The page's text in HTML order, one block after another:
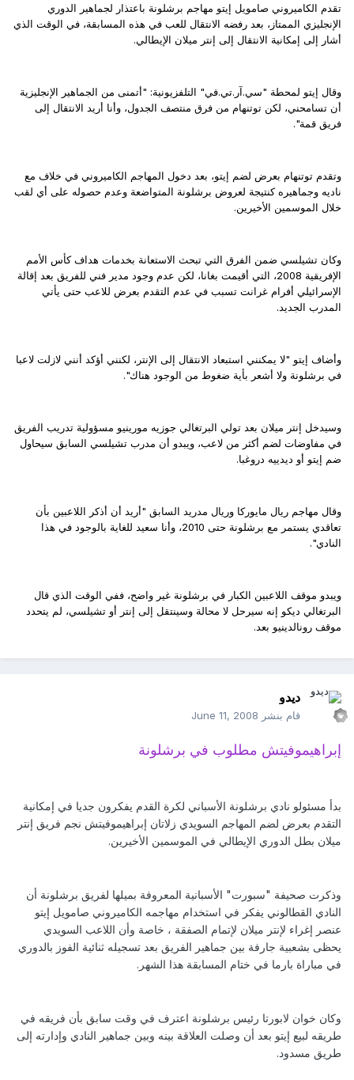
تقدم الكاميروني صامويل إيتو مهاجم برشلونة باعتذار لجماهير الدوري
الإنجليزي الممتاز، بعد رفضه الانتقال للعب في هذه المسابقة، في الوقت الذي
أشار إلى إمكانية الانتقال إلى إنتر ميلان الإيطالي.
وقال إيتو لمحطة "سي.آر.تي.في" التلفزيونية: "أتمنى من الجماهير الإنجليزية
أن تسامحني، لكن توتنهام من فرق منتصف الجدول، وأنا أريد الانتقال إلى
فريق قمة".
وتقدم توتنهام بعرض لضم إيتو، بعد دخول المهاجم الكاميروني في خلاف مع
ناديه وجماهيره كنتيجة لعروض برشلونة المتواضعة وعدم حصوله على أي لقب
خلال الموسمين الأخيرين.
وكان تشيلسي ضمن الفرق التي تبحث الاستعانة بخدمات هداف كأس الأمم
الإفريقية 2008، التي أقيمت بغانا، لكن عدم وجود مدير فني للفريق بعد إقالة
الإسرائيلي أفرام غرانت تسبب في عدم التقدم بعرض للاعب حتى يأتي
المدرب الجديد.
وأضاف إيتو "لا يمكنني استبعاد الانتقال إلى الإنتر، لكنني أؤكد أنني لازلت لاعبا
في برشلونة ولا أشعر بأية ضغوط من الوجود هناك".
وسيدخل إنتر ميلان بعد تولي البرتغالي جوزيه مورينيو مسؤولية تدريب الفريق
في مفاوضات لضم أكثر من لاعب، ويبدو أن مدرب تشيلسي السابق سيحاول
ضم إيتو أو ديدييه دروغبا.
وقال مهاجم ريال مايوركا وريال مدريد السابق "أريد أن أذكر اللاعبين بأن
تعاقدي يستمر مع برشلونة حتى 2010، وأنا سعيد للغاية بالوجود في هذا
النادي".
ويبدو موقف اللاعبين الكبار في برشلونة غير واضح، ففي الوقت الذي قال
البرتغالي ديكو إنه سيرحل لا محالة وسينتقل إلى إنتر أو تشيلسي، لم يتحدد
موقف رونالدينيو بعد.
ديدو
قام بنشر June 11, 2008
إبراهيموفيتش مطلوب في برشلونة
بدأ مسئولو نادي برشلونة الأسباني لكرة القدم يفكرون جديا في إمكانية
التقدم بعرض لضم المهاجم السويدي زلاتان إبراهيموفيتش نجم فريق إنتر
ميلان بطل الدوري الإيطالي في الموسمين الأخيرين.
وذكرت صحيفة "سبورت" الأسبانية المعروفة بميلها لفريق برشلونة أن
النادي القطالوني يفكر في استخدام مهاجمه الكاميروني صامويل إيتو
عنصر إغراء لإنتر ميلان لإتمام الصفقة ، خاصة وأن اللاعب السويدي
يحظى بشعبية جارفة بين جماهير الفريق بعد تسجيله ثنائية الفوز بالدوري
في مباراة بارما في ختام المسابقة هذا الشهر.
وكان خوان لابورتا رئيس برشلونة اعترف في وقت سابق بأن فريقه في
طريقه لبيع إيتو بعد أن وصلت العلاقة بينه وبين جماهير النادي وإدارته إلى
طريق مسدود.